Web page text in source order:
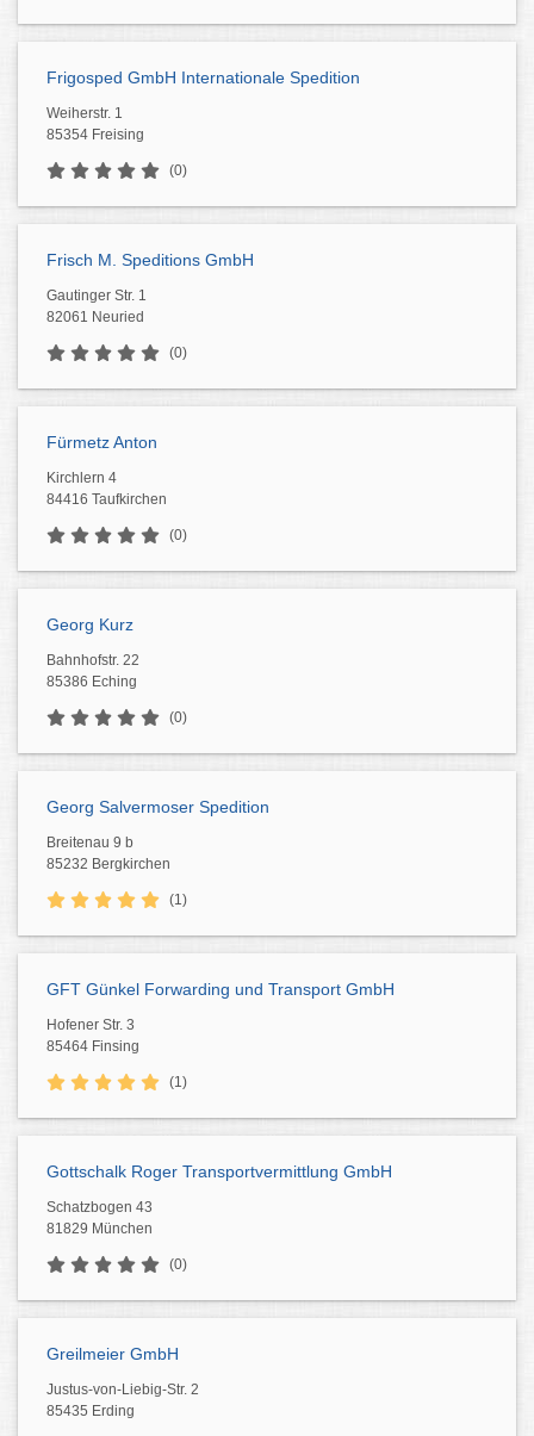
Frigosped GmbH Internationale Spedition
Weiherstr. 1
85354 Freising
(0)
Frisch M. Speditions GmbH
Gautinger Str. 1
82061 Neuried
(0)
Fürmetz Anton
Kirchlern 4
84416 Taufkirchen
(0)
Georg Kurz
Bahnhofstr. 22
85386 Eching
(0)
Georg Salvermoser Spedition
Breitenau 9 b
85232 Bergkirchen
(1)
GFT Günkel Forwarding und Transport GmbH
Hofener Str. 3
85464 Finsing
(1)
Gottschalk Roger Transportvermittlung GmbH
Schatzbogen 43
81829 München
(0)
Greilmeier GmbH
Justus-von-Liebig-Str. 2
85435 Erding